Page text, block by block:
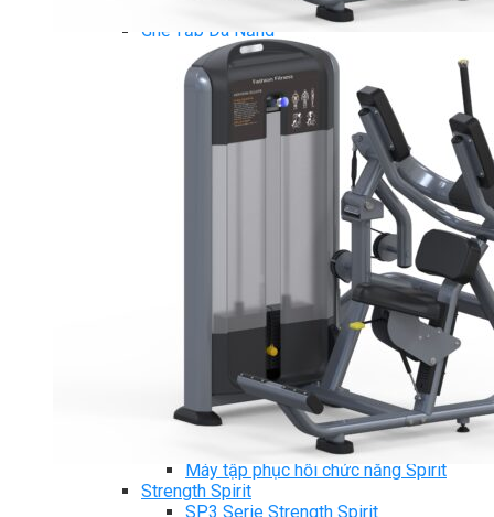
Ghế Tập Đa Năng
Khung Tập Tạ Rời
Dàn Tập Thể Lực 360
Máy tập Home Gym
Dụng Cụ Tập Gym
Giàn Tạ Đa Năng
Dụng cụ Massage
Máy chạy bộ Spirit
Xe đạp tập Spirit
Xe đạp ngồi có tựa lưng Spirit
Máy trượt tuyết Spirit
Máy chèo thuyền Spirit
Máy tập phục hồi chức năng Spirit
Strength Spirit
SP3 Serie Strength Spirit